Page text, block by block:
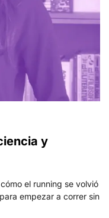
y
el running se volvió
empezar a correr sin